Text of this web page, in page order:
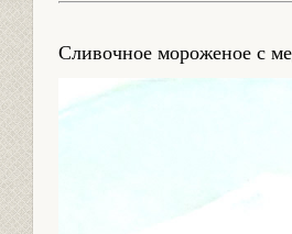
Сливочное мороженое с